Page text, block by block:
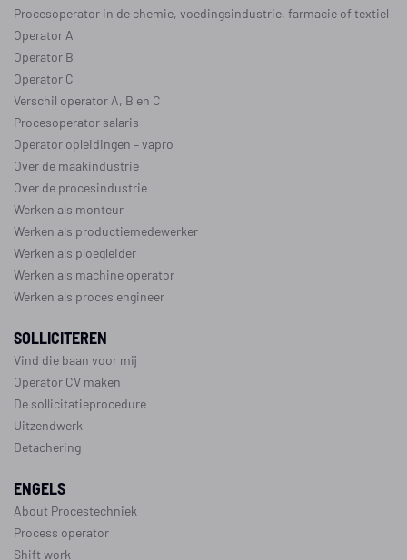
Procesoperator in de chemie, voedingsindustrie, farmacie oftextiel
Operator A
Operator B
Operator C
Verschil operator A, B en C
Procesoperator salaris
Operator opleidingen –vapro
Over de maakindustrie
Over de procesindustrie
Werken als monteur
Werken als productiemedewerker
Werken als ploegleider
Werken als machine operator
Werken als proces engineer
SOLLICITEREN
Vind die baan voor mij
Operator CV maken
De sollicitatieprocedure
Uitzendwerk
Detachering
ENGELS
About Procestechniek
Process operator
Shift work